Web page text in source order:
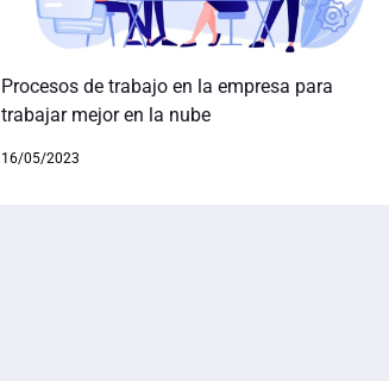
Procesos de trabajo en la empresa para
trabajar mejor en la nube
16/05/2023